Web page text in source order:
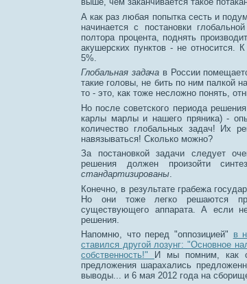
А как раз любая попытка сесть и
начинается с постановки
полтора процента, поднять
акушерских пунктов - не относится.
5%.
Глобальная задачав России
такие головы, не бить по ним палкой
то - это, как тоже несложно понять,
Но после советского периода
карлы марлы и нашего пряника) -
количество глобальных задач! Их
навязываться! Сколько можно?
За постановкой задачи следует
решения должен произойти
стандартизированы.
Конечно, в результате грабежа
Но они тоже легко решаются
существующего аппарата. А если
решения.
Напомню, что перед "оппозицией" в
ставился другой лозунг: "Основное
собственность!"
И мы помним, как
предложения шарахались
выводы... и 6 мая 2012 года на